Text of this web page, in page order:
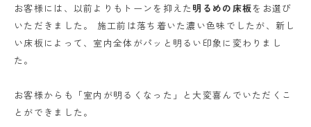
お客様には、以前よりもトーンを抑えた明るめの床板をお選び
いただきました。 施工前は落ち着いた濃い色味でしたが、新し
い床板によって、室内全体がパッと明るい印象に変わりまし
た。
お客様からも「室内が明るくなった」と大変喜んでいただくこ
とができました。